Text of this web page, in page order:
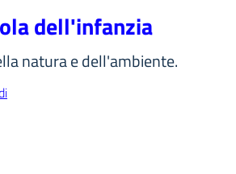
dell'infanzia
natura e dell'ambiente.